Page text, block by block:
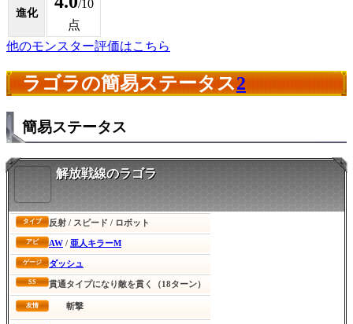
進化
/10
点
他のモンスター評価はこちら
ラゴラの簡易ステータス2
簡易ステータス
解放戦線のラゴラ
タイプ 反射 / スピード / ロボット
アビ AW / 亜人キラーM
ゲージ ダッシュ
SS 貫通タイプになり敵を貫く（18ターン）
友情 斬撃